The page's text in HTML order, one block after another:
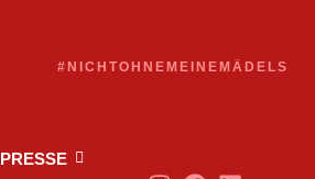
#NICHTOHNEMEINEMÄDELS
PRESSE